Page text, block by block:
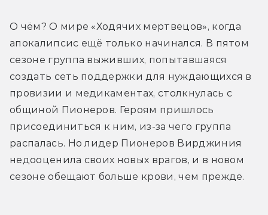
О чём? О мире «Ходячих мертвецов», когда
апокалипсис ещё только начинался. В пятом
сезоне группа выживших, попытавшаяся
создать сеть поддержки для нуждающихся в
провизии и медикаментах, столкнулась с
общиной Пионеров. Героям пришлось
присоединиться к ним, из-за чего группа
распалась. Но лидер Пионеров Вирджиния
недооценила своих новых врагов, и в новом
сезоне обещают больше крови, чем прежде.